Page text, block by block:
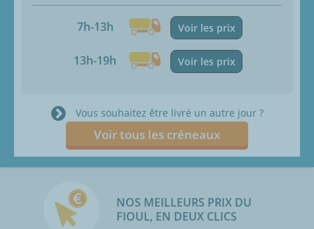
7h-13h Voir les prix
13h-19h Voir les prix
Vous souhaitez être livré un autre jour ?
Voir tous les créneaux
NOS MEILLEURS PRIX DU
FIOUL, EN DEUX CLICS